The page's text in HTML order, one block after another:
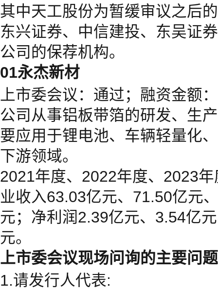
其中天工股份为暂缓审议之后
东兴证券、中信建投、东吴证
公司的保荐机构。
01永杰新材
上市委会议：通过；融资金额
公司从事铝板带箔的研发、生
要应用于锂电池、车辆轻量化
下游领域。
2021年度、2022年度、2023
业收入63.03亿元、71.50亿元
元；净利润2.39亿元、3.54亿
元。
上市委会议现场问询的主要问题
1.请发行人代表: